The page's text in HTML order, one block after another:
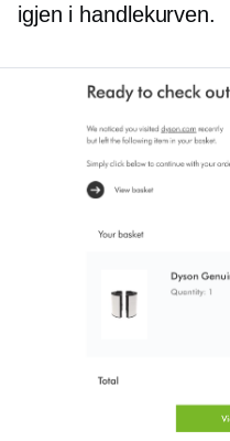
igjen i handlekurven.